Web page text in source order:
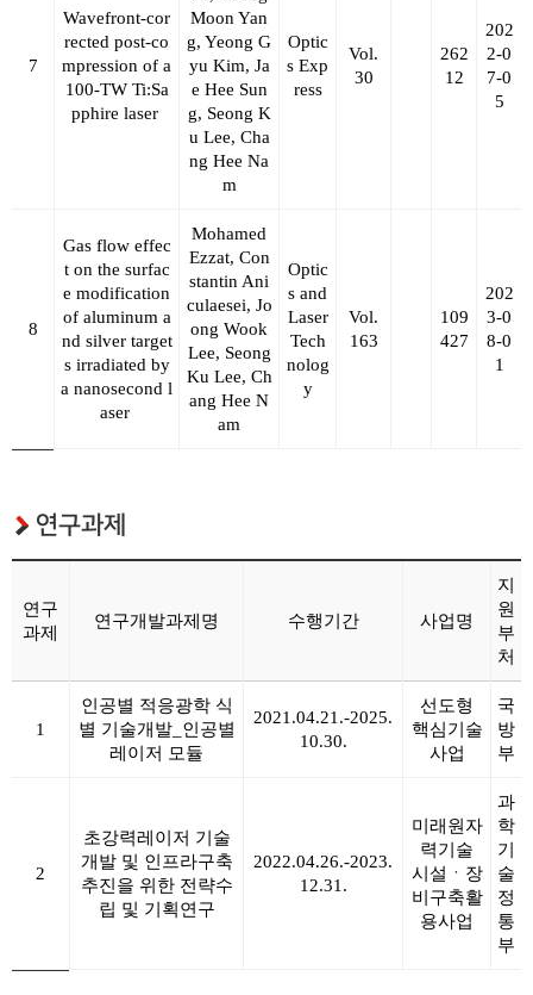
7
Wavefront-cor
rected post-co
mpression of a
100-TW Ti:Sa
pphire laser
Moon Yan
g, Yeong G
yu Kim, Ja
e Hee Sun
g, Seong K
u Lee, Cha
ng Hee Na
m
Optic
s Exp
ress
Vol.
30
262
12
202
2-0
7-0
5
8
Gas flow effec
t on the surfac
e modification
of aluminum a
nd silver target
s irradiated by
a nanosecond l
aser
Mohamed
Ezzat, Con
stantin Ani
culaesei, Jo
ong Wook
Lee, Seong
Ku Lee, Ch
ang Hee N
am
Optic
s and
Laser
Tech
nolog
y
Vol.
163
109
427
202
3-0
8-0
1
연구과제
연구
과제
연구개발과제명 수행기간 사업명
지
원
부
처
1
인공별 적응광학 식
별 기술개발_인공별
레이저 모듈
2021.04.21.-2025.
10.30.
선도형
핵심기술
사업
국
방
부
2
초강력레이저 기술
개발 및 인프라구축
추진을 위한 전략수
립 및 기획연구
2022.04.26.-2023.
12.31.
미래원자
력기술
시설ㆍ장
비구축활
용사업
과
학
기
술
정
통
부